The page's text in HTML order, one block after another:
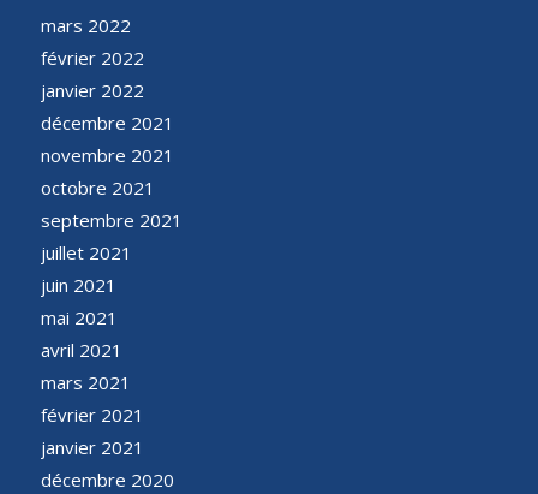
mars 2022
février 2022
janvier 2022
décembre 2021
novembre 2021
octobre 2021
septembre 2021
juillet 2021
juin 2021
mai 2021
avril 2021
mars 2021
février 2021
janvier 2021
décembre 2020